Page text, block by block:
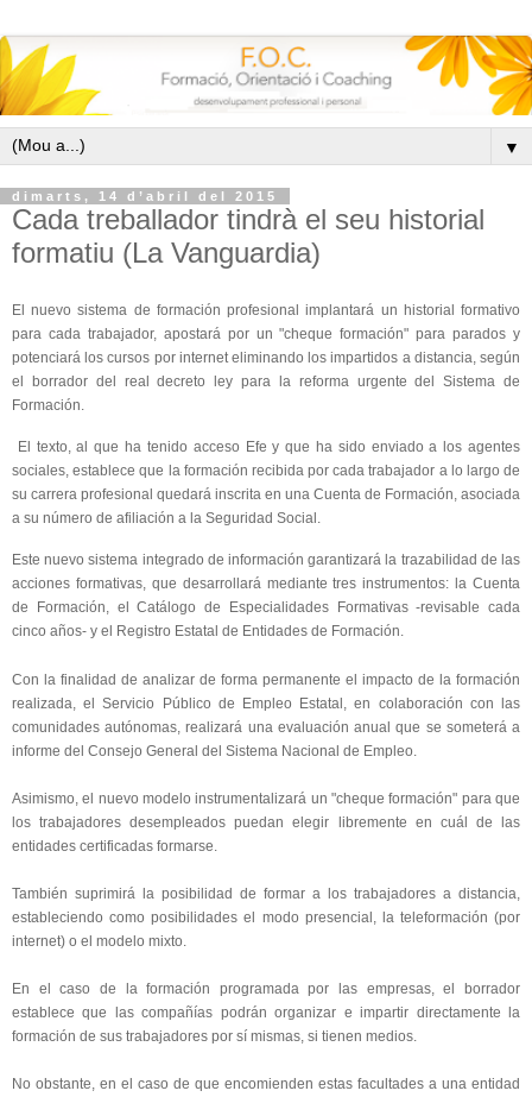
▼
dimarts, 14 d’abril del 2015
Cada treballador tindrà el seu historial
formatiu (La Vanguardia)
El nuevo sistema de formación profesional implantará un historial formativo
para cada trabajador, apostará por un "cheque formación" para parados y
potenciará los cursos por internet eliminando los impartidos a distancia, según
el borrador del real decreto ley para la reforma urgente del Sistema de
Formación.
El texto, al que ha tenido acceso Efe y que ha sido enviado a los agentes
sociales, establece que la formación recibida por cada trabajador a lo largo de
su carrera profesional quedará inscrita en una Cuenta de Formación, asociada
a su número de afiliación a la Seguridad Social.
Este nuevo sistema integrado de información garantizará la trazabilidad de las
acciones formativas, que desarrollará mediante tres instrumentos: la Cuenta
de Formación, el Catálogo de Especialidades Formativas -revisable cada
cinco años- y el Registro Estatal de Entidades de Formación.
Con la finalidad de analizar de forma permanente el impacto de la formación
realizada, el Servicio Público de Empleo Estatal, en colaboración con las
comunidades autónomas, realizará una evaluación anual que se someterá a
informe del Consejo General del Sistema Nacional de Empleo.
Asimismo, el nuevo modelo instrumentalizará un "cheque formación" para que
los trabajadores desempleados puedan elegir libremente en cuál de las
entidades certificadas formarse.
También suprimirá la posibilidad de formar a los trabajadores a distancia,
estableciendocomo posibilidades el modo presencial, la teleformación (por
internet) o el modelo mixto.
En el caso de la formación programada por las empresas, el borrador
establece que las compañías podrán organizar e impartir directamente la
formación de sus trabajadores por sí mismas, si tienen medios.
No obstante, en el caso de que encomienden estas facultades a una entidad